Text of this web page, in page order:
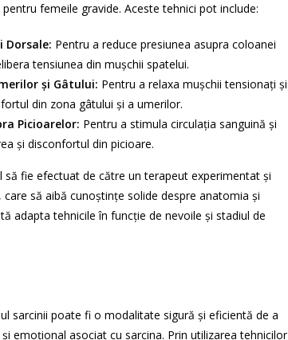
femeile gravide. Aceste tehnici pot include:
Dorsale: Pentru a reduce presiunea asupra coloanei
tensiunea din mușchii spatelui.
și Gâtului: Pentru a relaxa mușchii tensionați și
din zona gâtului și a umerilor.
Picioarelor: Pentru a stimula circulația sanguină și
și disconfortul din picioare.
să fie efectuat de către un terapeut experimentat și
să aibă cunoștințe solide despre anatomia și
adapta tehnicile în funcție de nevoile și stadiul de
sarcinii poate fi o modalitate sigură și eficientă de a
emoțional asociat cu sarcina. Prin utilizarea tehnicilor